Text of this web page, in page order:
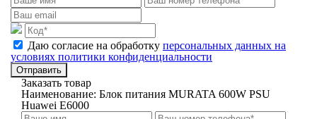
Даю согласие на обработку персональных данных на
условиях политики конфиденциальности
Отправить
Заказать товар
Наименование: Блок питания MURATA 600W PSU
Huawei E6000